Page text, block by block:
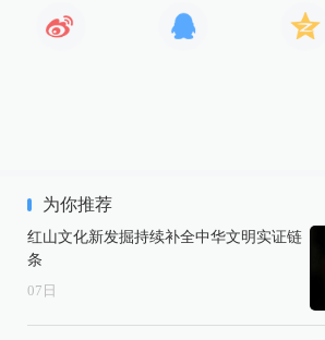
为你推荐
红山文化新发掘持续补全中华文明实证链
条
07 日